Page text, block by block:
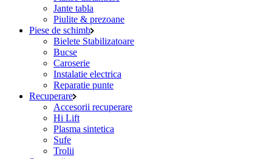
Jante tabla
Piulite & prezoane
Piese de schimb
Bielete Stabilizatoare
Bucse
Caroserie
Instalatie electrica
Reparatie punte
Recuperare
Accesorii recuperare
Hi Lift
Plasma sintetica
Sufe
Trolii